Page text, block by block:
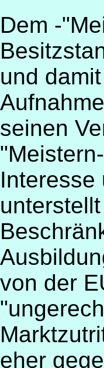
Dem -
und
seinen
Interesse
von der
eher